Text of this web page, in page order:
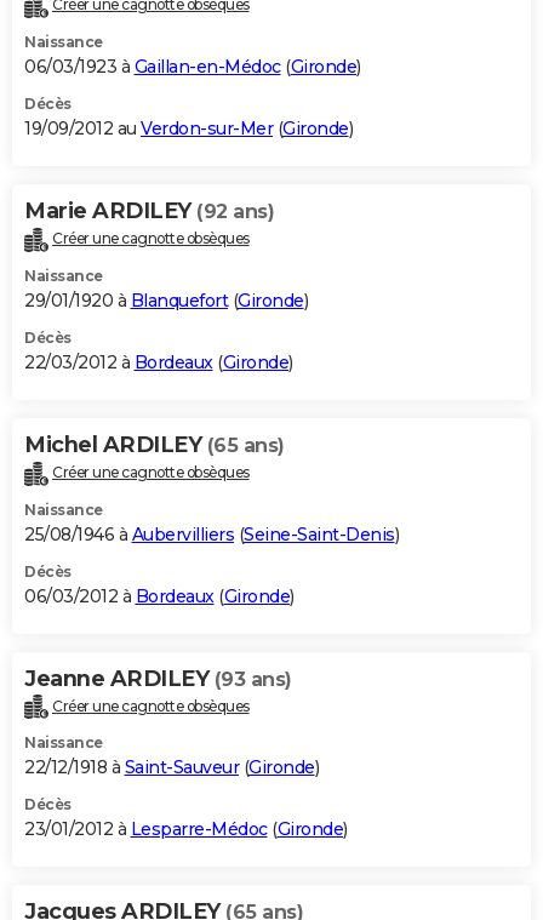
Créer une cagnotte obsèques
Naissance
06/03/1923 à Gaillan-en-Médoc(Gironde)
Décès
19/09/2012 au Verdon-sur-Mer(Gironde)
Marie ARDILEY (92 ans)
Créer une cagnotte obsèques
Naissance
29/01/1920 à Blanquefort(Gironde)
Décès
22/03/2012 à Bordeaux(Gironde)
Michel ARDILEY (65 ans)
Créer une cagnotte obsèques
Naissance
25/08/1946 à Aubervilliers (Seine-Saint-Denis)
Décès
06/03/2012 à Bordeaux (Gironde)
Jeanne ARDILEY (93 ans)
Créer une cagnotte obsèques
Naissance
22/12/1918 à Saint-Sauveur(Gironde)
Décès
23/01/2012 à Lesparre-Médoc(Gironde)
Jacques ARDILEY (65 ans)